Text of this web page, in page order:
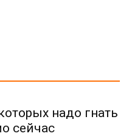
надо гнать
сейчас